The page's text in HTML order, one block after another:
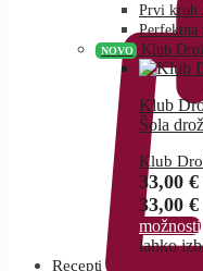
Prvi kruh
Perfektna
NOVO Klub
Klub
Šola
Klub
33,00 €
33,00
možnosti
lahko
Recepti